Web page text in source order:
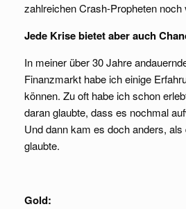
zahlreichen Crash-Propheten noch
Jede Krise bietet aber auch
In meiner über 30 Jahre
Finanzmarkt habe ich einige
können. Zu oft habe ich schon
daran glaubte, dass es nochmal
Und dann kam es doch anders,
glaubte.
Gold: